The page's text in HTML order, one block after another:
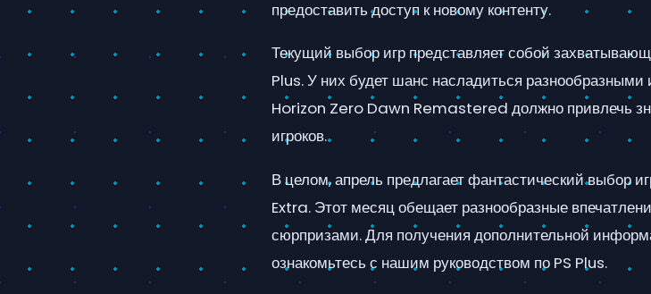
предоставить доступ к новому контенту.
Текущий выбор игр представляет собой
Plus. У них будет шанс насладиться разнообразными
Horizon Zero Dawn Remastered должно привлечь
игроков.
В целом, апрель предлагает фантастический выбор
Extra. Этот месяц обещает разнообразные
сюрпризами. Для получения дополнительной
ознакомьтесь с нашим руководством по PS Plus.